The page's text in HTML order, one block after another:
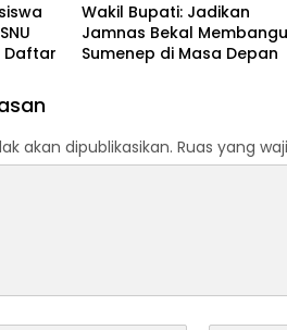
Daftar
Wakil Bupati: Jadikan
Jamnas Bekal
Sumenep di Masa Depan
akan dipublikasikan. Ruas yang